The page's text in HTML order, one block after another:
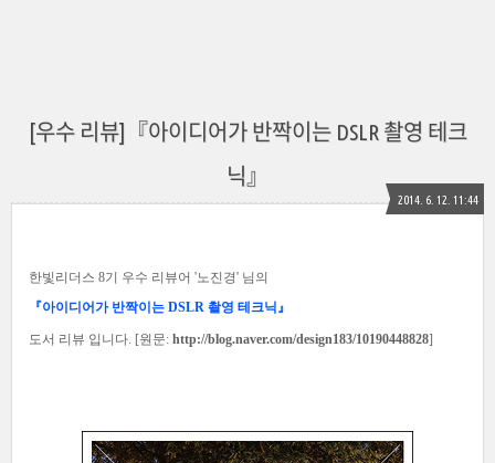
[우수 리뷰]『아이디어가 반짝이는 DSLR 촬영 테크
닉』
2014. 6. 12. 11:44
한빛리더스 8기 우수 리뷰어 '노진경' 님의
『아이디어가 반짝이는 DSLR 촬영 테크닉』
도서 리뷰 입니다. [원문: http://blog.naver.com/design183/10190448828]